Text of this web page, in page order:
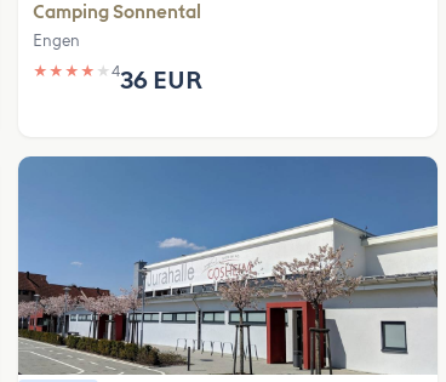
Camping Sonnental
Engen
★ ★ ★ ★ ★436 EUR